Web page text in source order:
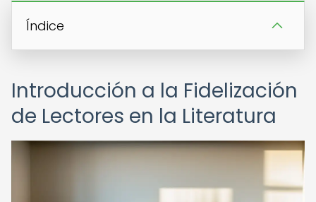
Índice
Introducción a la Fidelización
de Lectores en la Literatura